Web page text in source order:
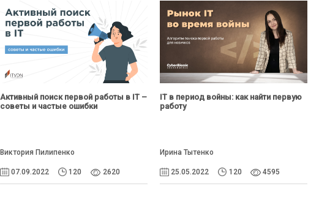
Активный поиск первой работы в IT –
советы и частые ошибки
Виктория Пилипенко
07.09.2022 120 2620
IТ в период войны: как найти первую
работу
Ирина Тытенко
25.05.2022 120 4595